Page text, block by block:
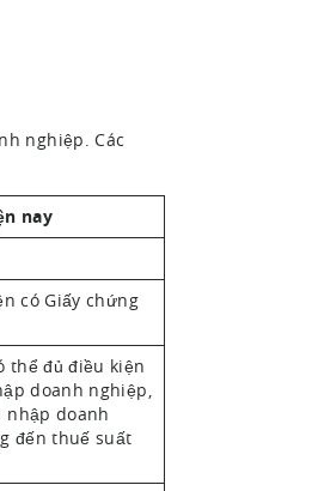
nghiệp. Các
nay
có Giấy chứng
thể đủ điều kiện
doanh nghiệp,
nhập doanh
đến thuế suất